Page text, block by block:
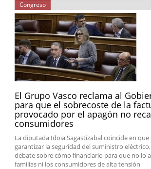
Congreso
El Grupo Vasco reclama al
para que el sobrecoste de la
provocado por el apagón no
consumidores
La diputada Idoia Sagastizabal coincide en que
garantizar la seguridad del suministro
debate sobre cómo financiarlo para que no lo
familias ni los consumidores de alta tensión